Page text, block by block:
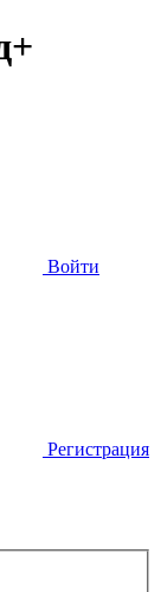
Войти
Регистрация